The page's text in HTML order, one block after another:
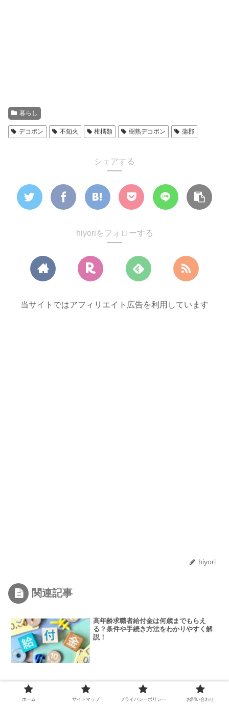
暮らし
デコポン 不知火 柑橘類 樹熟デコポン 蒲郡
シェアする
hiyoriをフォローする
当サイトではアフィリエイト広告を利用しています
hiyori
関連記事
高年齢求職者給付金は何歳までもらえ
る？条件や手続き方法をわかりやすく解
説！
大切な方への贈りもの何選んだらいい？
アコメヤで人気の商品を紹介！
ホーム サイトマップ プライバシーポリシー お問い合わせ